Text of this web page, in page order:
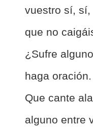
vuestro sí, sí,
que no
¿Sufre
haga
Que cante
alguno entre